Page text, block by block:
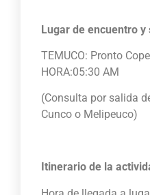
Lugar de encuentro y
TEMUCO: Pronto
HORA:05:30 AM
(Consulta por salida
Cunco o Melipeuco)
Itinerario de la